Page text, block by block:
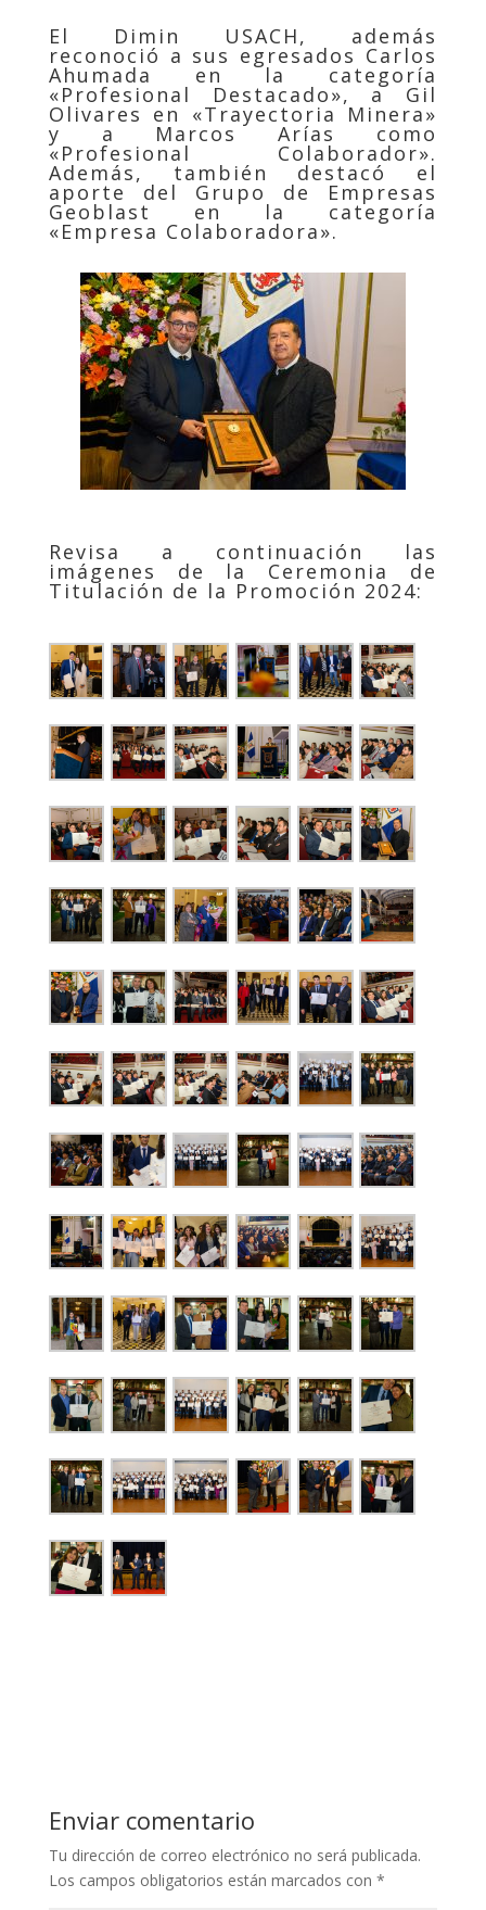
El Dimin USACH, además
reconoció a sus egresados Carlos
Ahumada en la categoría
«Profesional Destacado», a Gil
Olivares en «Trayectoria Minera»
y a Marcos Arías como
«Profesional Colaborador».
Además, también destacó el
aporte del Grupo de Empresas
Geoblast en la categoría
«Empresa Colaboradora».
Revisa a continuación las
imágenes de la Ceremonia de
Titulación de la Promoción 2024:
Enviar comentario
Tu dirección de correo electrónico no será publicada.
Los campos obligatorios están marcados con *